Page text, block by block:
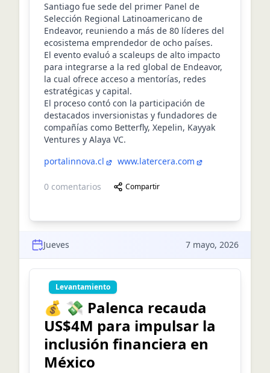
Santiago fue sede del primer Panel de
Selección Regional Latinoamericano de
Endeavor, reuniendo a más de 80 líderes del
ecosistema emprendedor de ocho países.
El evento evaluó a scaleups de alto impacto
para integrarse a la red global de Endeavor,
la cual ofrece acceso a mentorías, redes
estratégicas y capital.
El proceso contó con la participación de
destacados inversionistas y fundadores de
compañías como Betterfly, Xepelin, Kayyak
Ventures y Alaya VC.
portalinnova.cl
www.latercera.com
0 comentarios Compartir
Jueves 7 mayo, 2026
Levantamiento
💰 💸 Palenca recauda
US$4M para impulsar la
inclusión financiera en
México